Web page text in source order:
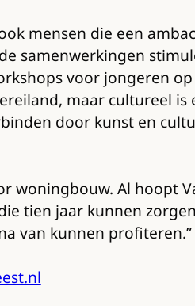
mensen die een
samenwerkingen
voor jongeren
maar cultureel is
door kunst en
woningbouw. Al hoopt
tien jaar kunnen
van kunnen profiteren.”